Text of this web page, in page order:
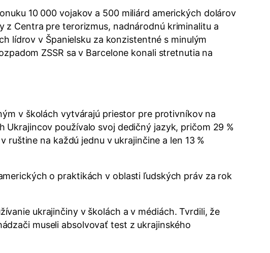
10 000 vojakov a 500 miliárd amerických dolárov
z Centra pre terorizmus, nadnárodnú kriminalitu a
lídrov v Španielsku za konzistentné s minulým
ZSSR sa v Barcelone konali stretnutia na
v školách vytvárajú priestor pre protivníkov na
používalo svoj dedičný jazyk, pričom 29 %
na každú jednu v ukrajinčine a len 13 %
o praktikách v oblasti ľudských práv za rok
ukrajinčiny v školách a v médiách. Tvrdili, že
museli absolvovať test z ukrajinského